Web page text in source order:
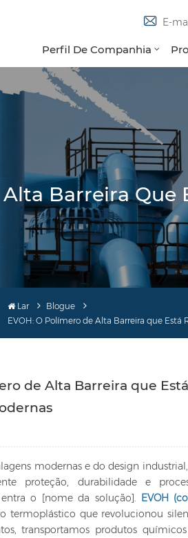
E-
Perfil De Companhia
Barreira
Lar
Blogue
EVOH: O Polímero de Alta Barreira que
de Alta Barreira que
modernas e do design
proteção, durabilidade e
o [nome da solução]. EVOH
termoplástico que revolucionou
transportamos produtos